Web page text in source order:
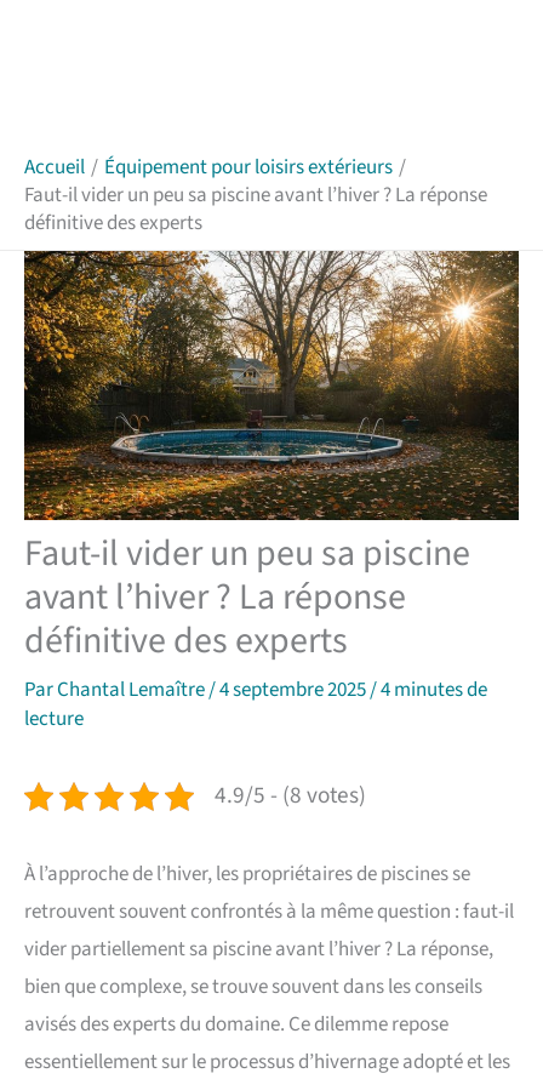
Accueil
Équipement pour loisirs extérieurs
Faut-il vider un peu sa piscine avant l’hiver ? La réponse
définitive des experts
Faut-il vider un peu sa piscine
avant l’hiver ? La réponse
définitive des experts
ParChantal Lemaître/4 septembre 2025/4 minutes de
lecture
4.9/5 - (8 votes)
À l’approche de l’hiver, les propriétaires de piscines se
retrouvent souvent confrontés à la même question : faut-il
vider partiellement sa piscine avant l’hiver ? La réponse,
bien que complexe, se trouve souvent dans les conseils
avisés des experts du domaine. Ce dilemme repose
essentiellement sur le processus d’hivernage adopté et les